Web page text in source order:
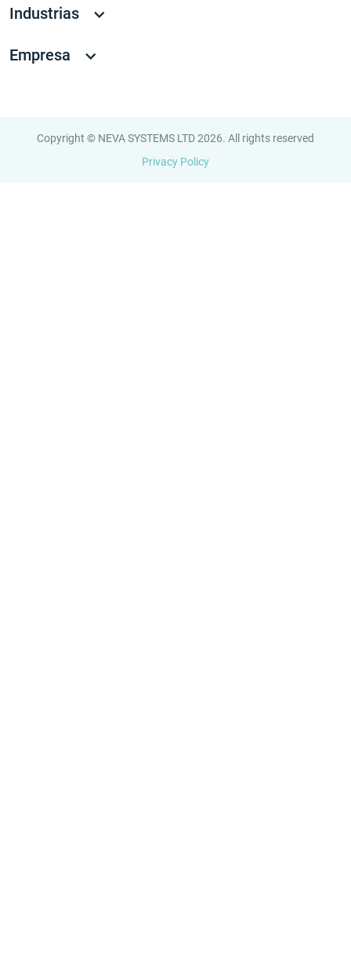
Industrias
Empresa
Copyright © NEVA SYSTEMS LTD 2026. All rights reserved
Privacy Policy